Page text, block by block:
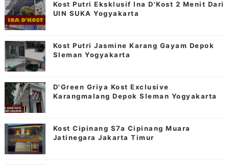
Kost Putri Eksklusif Ina D'Kost 2 Menit Dari
UIN SUKA Yogyakarta
Kost Putri Jasmine Karang Gayam Depok
Sleman Yogyakarta
D'Green Griya Kost Exclusive
Karangmalang Depok Sleman Yogyakarta
Kost Cipinang S7a Cipinang Muara
Jatinegara Jakarta Timur